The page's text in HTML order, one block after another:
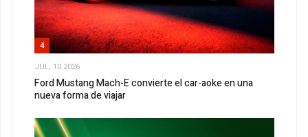
4
JUL, 10 2026
Ford Mustang Mach-E convierte el car-aoke en una
nueva forma de viajar